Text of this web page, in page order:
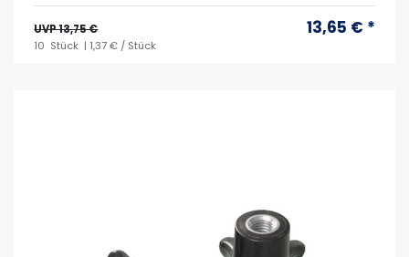
UVP 13,75 € 13,65 € *
10 Stück | 1,37 € / Stück